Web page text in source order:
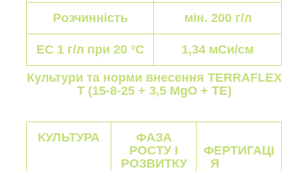
Розчинність мін. 200 г/л
ЕС 1 г/л при 20 °C 1,34 мСи/см
Культури та норми внесення TERRAFLEX
Т (15-8-25 + 3,5 MgO + TЕ)
КУЛЬТУРА
ФАЗА
РОСТУ І
РОЗВИТКУ
ФЕРТИГАЦІ
Я